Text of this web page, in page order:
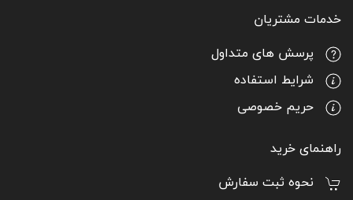
می‌شوند و فضای کمی را اشغال می‌کنند، بنابراین حمل و
جابجایی آن‌ها بسیار آسان است و برای سفرهای کمپینگ،
پیک‌نیک، یا هر فعالیت بیرونی دیگر مناسب هستند.
مقاومت و دوام بالا:
مقاوم بوده و طول عمر بالایی دارند.
امکان استفاده چندگانه:
انواع فعالیت‌ها مثل آشپزی در فضای باز، نوشیدن
نوشیدنی، صرف غذا یا حتی انجام کارهای اداری یا مطالعه
در طبیعت مورد استفاده قرار گیرد.
خدمات مشتریان
پرسش های متداول
شرایط استفاده
حریم خصوصی
راهنمای خرید
نحوه ثبت سفارش